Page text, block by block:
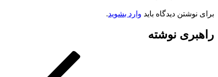
برای نوشتن دیدگاه باید وارد بشوید.
راهبری نوشته